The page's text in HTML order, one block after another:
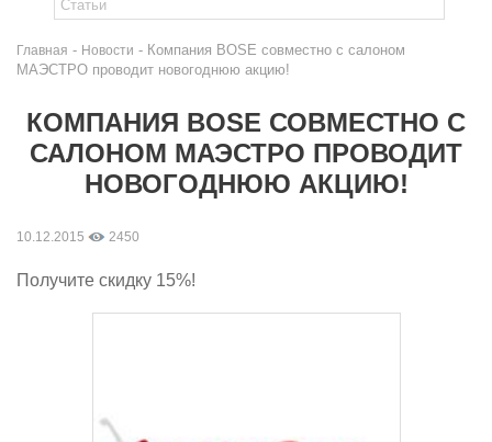
Главная - Новости - Компания BOSE совместно с салоном
МАЭСТРО проводит новогоднюю акцию!
КОМПАНИЯ BOSE СОВМЕСТНО С
САЛОНОМ МАЭСТРО ПРОВОДИТ
НОВОГОДНЮЮ АКЦИЮ!
10.12.2015 2450
Получите скидку 15%!